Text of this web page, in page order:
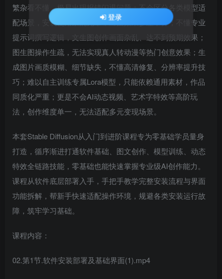
繁杂看不懂，极易出现报错闪退问题；不会区分各类模型适
配场景，安装使用杂乱无章，出图效果参差不齐；不懂专业
提示词撰写逻辑，文生图创作画面杂乱、达不到预期效果；
图生图操作生疏，无法实现真人转动漫等热门创意效果；生
成图片画质模糊、细节缺失，不懂高清修复、分辨率提升技
巧；难以自主训练专属Lora模型，只能依赖通用素材，作品
同质化严重；更是不会AI动态视频、艺术字特效等高阶玩
法，创作维度单一，无法适配多元变现场景。
本套Stable Diffusion从入门到进阶课程专为零基础学员量身
打造，循序渐进打通软件基础、图文创作、模型训练、动态
特效全链路技能，零基础也能快速掌握专业级AI创作能力。
课程从软件底层部署入手，手把手教学完整安装流程与界面
功能拆解，帮新手快速适配操作环境，规避各类安装运行故
障，筑牢学习基础。
课程内容：
02.第1节.软件安装部署及基础界面(1).mp4
登录